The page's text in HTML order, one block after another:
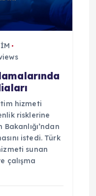
hizmeti
risklerine
istedi. Türk
sunan
çalışma